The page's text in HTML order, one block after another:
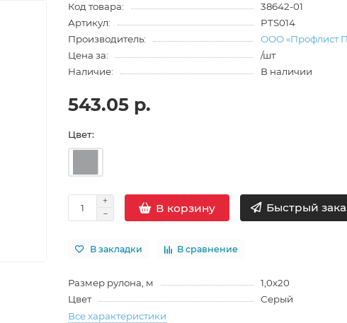
Код товара:
38642-01
Артикул:
PTS014
Производитель:
ООО «Профлист
Цена за:
/шт
Наличие:
В наличии
543.05 р.
Цвет:
В корзину Быстрый
В закладки В сравнение
Размер рулона, м
1,0х20
Цвет
Серый
Все характеристики